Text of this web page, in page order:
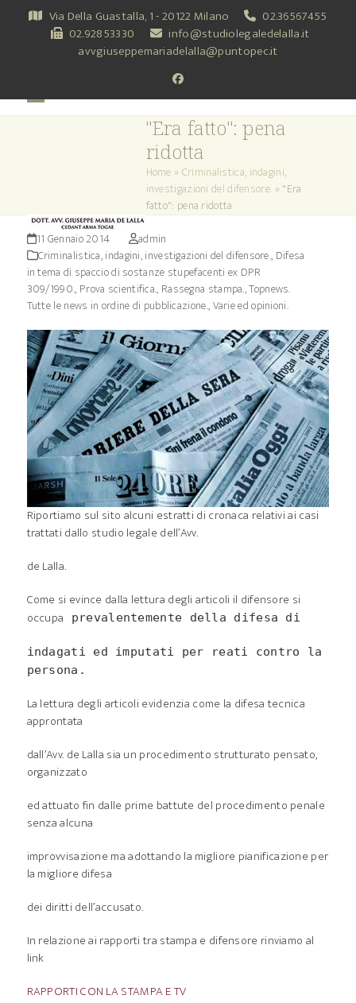
Via Della Guastalla, 1 - 20122 Milano
02.36567455
02.92853330
info@studiolegaledelalla.it
avvgiuseppemariadelalla@puntopec.it
Facebook
"Era fatto": pena
ridotta
Home »Criminalistica, indagini,
investigazioni del difensore. »"Era
fatto": pena ridotta
11 Gennaio 2014
admin
Criminalistica, indagini, investigazioni del difensore., Difesa
in tema di spaccio di sostanze stupefacenti ex DPR
309/1990., Prova scientifica., Rassegna stampa.,Topnews.
Tutte le news in ordine di pubblicazione.,Varie ed opinioni.
Riportiamo sul sito alcuni estratti di cronaca relativi ai casi
trattati dallo studio legale dell’Avv.
de Lalla.
Come si evince dalla lettura degli articoli il difensore si
occupa prevalentemente della difesa di
indagati ed imputati per reati contro la
persona.
La lettura degli articoli evidenzia come la difesa tecnica
approntata
dall’Avv. de Lalla sia un procedimento strutturato pensato,
organizzato
ed attuato fin dalle prime battute del procedimento penale
senza alcuna
improvvisazione ma adottando la migliore pianificazione per
la migliore difesa
dei diritti dell’accusato.
In relazione ai rapporti tra stampa e difensore rinviamo al
link
RAPPORTI CON LA STAMPA E TV